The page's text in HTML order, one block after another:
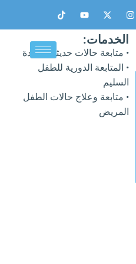
I
n
s
a
g
a
m
X
-
t
i
t
t
e
r
Y
o
u
t
u
b
T
i
k
k
الخدمات:
• متابعة حالات حديثي الولادة
• المتابعة الدورية للطفل
السليم
• متابعة وعلاج حالات الطفل
المريض